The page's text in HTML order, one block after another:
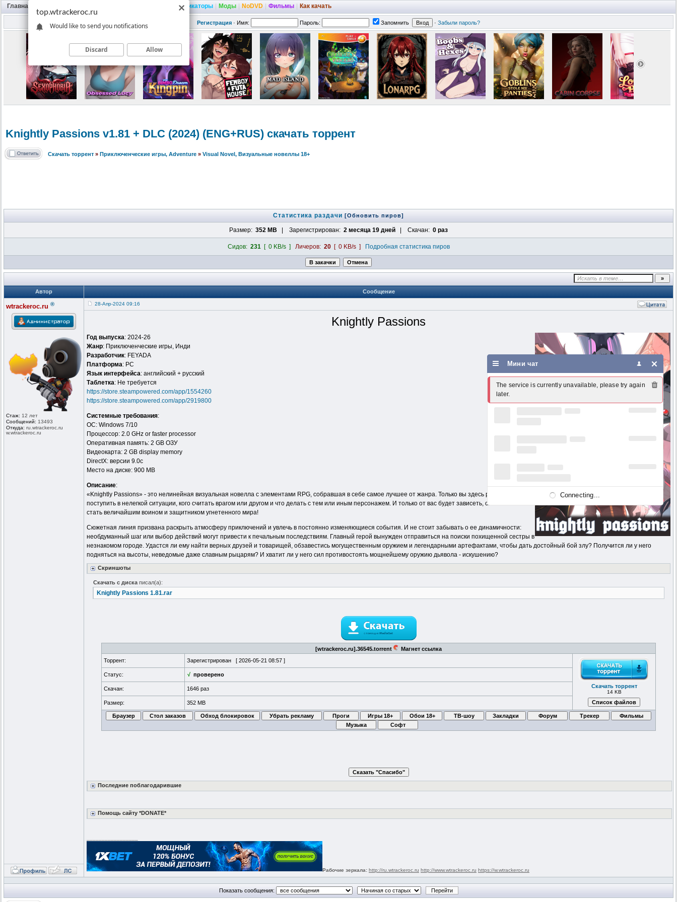
Главная Русификаторы Моды NoDVD Фильмы Как качать
Регистрация · Имя: Пароль: Запомнить · Забыли пароль?
Knightly Passions v1.81 + DLC (2024) (ENG+RUS) скачать торрент
Скачать торрент » Приключенческие игры, Adventure » Visual Novel, Визуальные новеллы 18+
Статистика раздачи [Обновить пиров]
Размер: 352 MB | Зарегистрирован: 2 месяца 19 дней | Скачан: 0 раз
Сидов: 231[ 0 KB/s ] Личеров: 20[ 0 KB/s ] Подробная статистика пиров
Автор Сообщение
wtrackeroc.ru ®
Стаж: 12 лет
Сообщений: 13493
Откуда: ru.wtrackeroc.ru
w.wtrackeroc .ru
28-Апр-2024 09:16
Knightly Passions
Год выпуска: 2024-26
Жанр: Приключенческие игры, Инди
Разработчик: FEYADA
Платформа: PC
Язык интерфейса: английский + русский
Таблeтка: Не требуется
https://store.steampowered.com/app/1554260
https://store.steampowered.com/app/2919800
Системные требования:
ОС: Windows 7/10
Процессор: 2.0 GHz or faster processor
Оперативная память: 2 GB ОЗУ
Видеокарта: 2 GB display memory
DirectX: версии 9.0c
Место на диске: 900 MB
Описание:
«Knightly Passions» - это нелинейная визуальная новелла с элементами RPG, собравшая в себе самое лучшее от жанра. Только вы здесь решаете, как
поступить в нелегкой ситуации, кого считать врагом или другом и что делать с тем или иным персонажем. И только от вас будет зависеть, сможете ли вы
стать величайшим воином и защитником угнетенного мира!
Сюжетная линия призвана раскрыть атмосферу приключений и увлечь в постоянно изменяющиеся события. И не стоит забывать о ее динамичности:
необдуманный шаг или выбор действий могут привести к печальным последствиям. Главный герой вынужден отправиться на поиски похищенной сестры в
незнакомом городе. Удастся ли ему найти верных друзей и товарищей, обзавестись могущественным оружием и легендарными артефактами, чтобы дать достойный бой злу? Получится ли у него
подняться на высоты, неведомые даже славным рыцарям? И хватит ли у него сил противостоять мощнейшему оружию дьявола - искушению?
Скриншоты
Скачать с дискаписал(а):
Knightly Passions 1.81.rar
[wtrackeroc.ru].36545.torrent
Магнет ссылка
Торрент:
Зарегистрирован [ 2026-05-21 08:57 ]
Скачать торрент
14 KB
Статус: √ проверено
Скачан: 1646 раз
Размер: 352 MB
Последние поблагодарившие
Помощь сайту *DONATE*
Рабочие зеркала: http://ru.wtrackeroc.ru http://www.wtrackeroc.ru https://w.wtrackeroc.ru
Показать сообщения:
top.wtrackeroc.ru
Would like to send you notifications
Discard Allow
Мини чат
The service is currently unavailable, please try again
later.
Connecting...